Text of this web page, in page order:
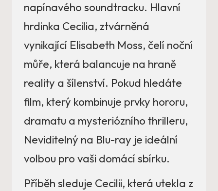
napínavého soundtracku. Hlavní
hrdinka Cecilia, ztvárněná
vynikající Elisabeth Moss, čelí noční
můře, která balancuje na hraně
reality a šílenství. Pokud hledáte
film, který kombinuje prvky hororu,
dramatu a mysteriózního thrilleru,
Neviditelný na Blu-ray je ideální
volbou pro vaši domácí sbírku.
Příběh sleduje Cecilii, která utekla z